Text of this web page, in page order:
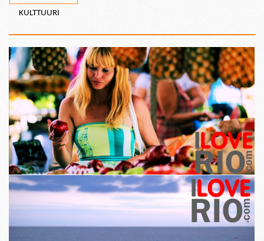
KULTTUURI
Elämä kaupungissa on kiinni sekä glamouria ja jokapäiväisiä hetkiä.